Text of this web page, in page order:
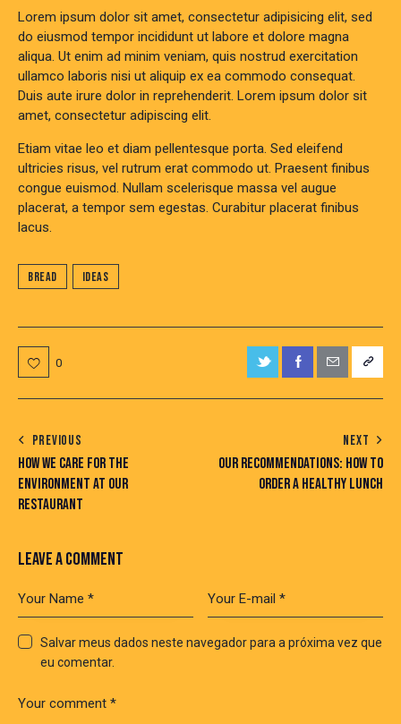
Lorem ipsum dolor sit amet, consectetur adipisicing elit, sed
do eiusmod tempor incididunt ut labore et dolore magna
aliqua. Ut enim ad minim veniam, quis nostrud exercitation
ullamco laboris nisi ut aliquip ex ea commodo consequat.
Duis aute irure dolor in reprehenderit. Lorem ipsum dolor sit
amet, consectetur adipiscing elit.
Etiam vitae leo et diam pellentesque porta. Sed eleifend
ultricies risus, vel rutrum erat commodo ut. Praesent finibus
congue euismod. Nullam scelerisque massa vel augue
placerat, a tempor sem egestas. Curabitur placerat finibus
lacus.
Bread Ideas
0
PREVIOUS
HOW WE CARE FOR THE
ENVIRONMENT AT OUR
RESTAURANT
NEXT
OUR RECOMMENDATIONS: HOW TO
ORDER A HEALTHY LUNCH
LEAVE A COMMENT
Salvar meus dados neste navegador para a próxima vez que
eu comentar.